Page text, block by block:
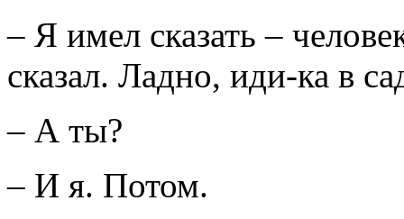
– Я имел сказать –
сказал. Ладно, иди-ка в
– А ты?
– И я. Потом.